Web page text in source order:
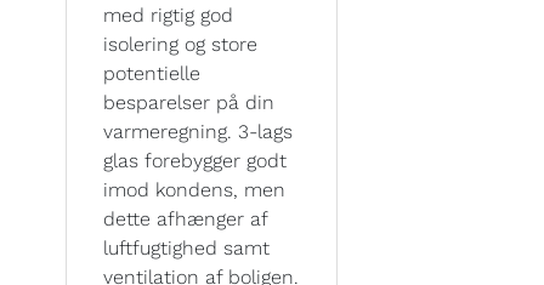
med rigtig god
isolering og store
potentielle
besparelser på din
varmeregning. 3-lags
glas forebygger godt
imod kondens, men
dette afhænger af
luftfugtighed samt
ventilation af boligen.